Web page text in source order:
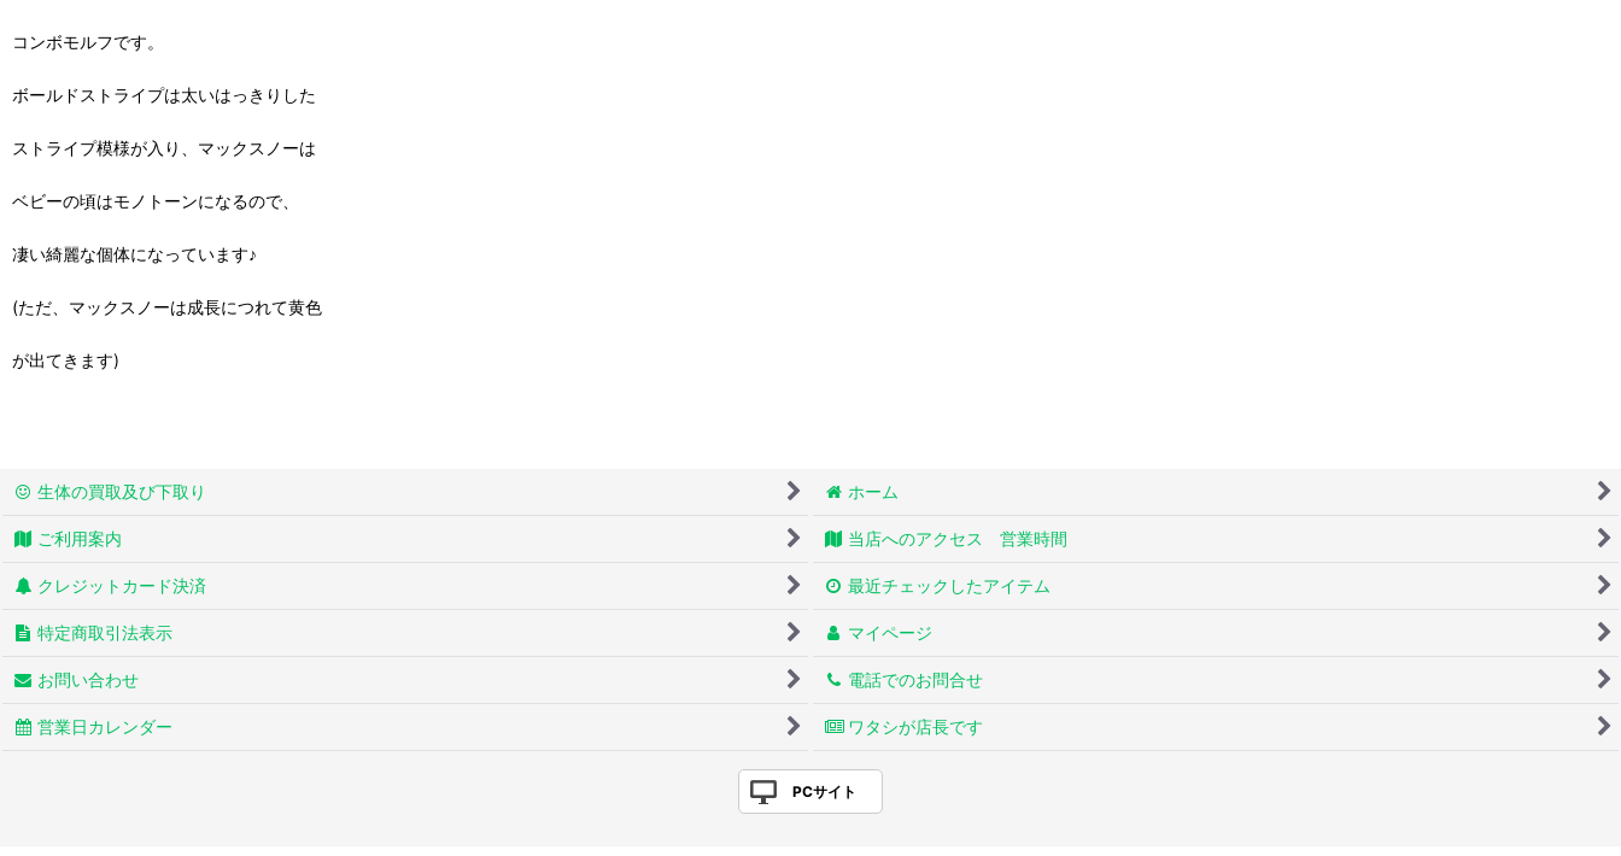
コンボモルフです。
ボールドストライプは太いはっきりした
ストライプ模様が入り、マックスノーは
ベビーの頃はモノトーンになるので、
凄い綺麗な個体になっています♪
(ただ、マックスノーは成長につれて黄色
が出てきます)
生体の買取及び下取り ホーム
ご利用案内 当店へのアクセス 営業時間
クレジットカード決済 最近チェックしたアイテム
特定商取引法表示 マイページ
お問い合わせ 電話でのお問合せ
営業日カレンダー ワタシが店長です
PCサイト